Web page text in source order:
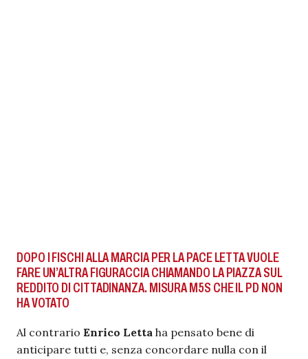
DOPO I FISCHI ALLA MARCIA PER LA PACE LETTA VUOLE
FARE UN’ALTRA FIGURACCIA CHIAMANDO LA PIAZZA SUL
REDDITO DI CITTADINANZA. MISURA M5S CHE IL PD NON
HA VOTATO
Al contrario Enrico Letta ha pensato bene di
anticipare tutti e, senza concordare nulla con il